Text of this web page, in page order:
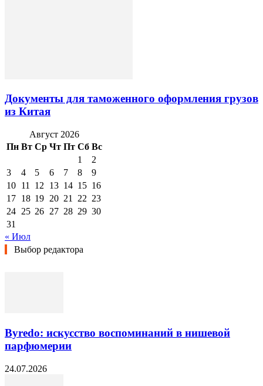
Документы для таможенного оформления грузов
из Китая
Август 2026
Пн Вт Ср Чт Пт Сб Вс
1
2
3
4 5 6 7 8
9
10 11 12 13 14 15 16
17 18 19 20 21 22 23
24 25 26 27 28 29 30
31
« Июл
Выбор редактора
Byredo: искусство воспоминаний в нишевой
парфюмерии
24.07.2026